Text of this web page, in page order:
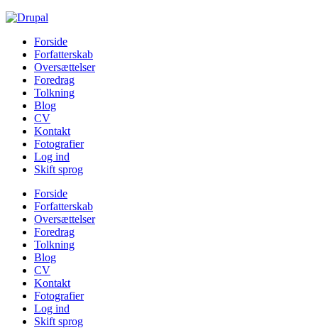
Forside
Forfatterskab
Oversættelser
Foredrag
Tolkning
Blog
CV
Kontakt
Fotografier
Log ind
Skift sprog
Forside
Forfatterskab
Oversættelser
Foredrag
Tolkning
Blog
CV
Kontakt
Fotografier
Log ind
Skift sprog